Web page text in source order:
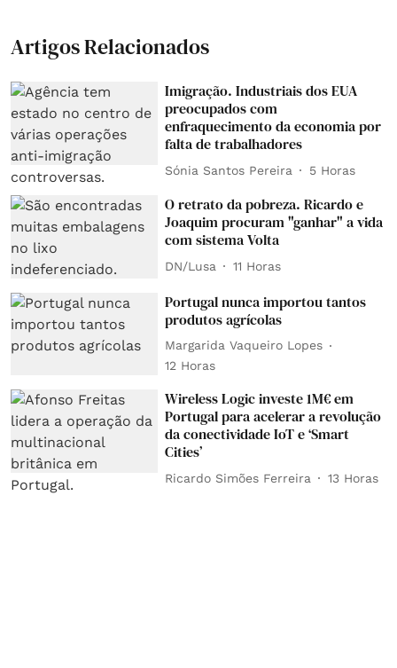
Artigos Relacionados
Imigração. Industriais dos EUA
preocupados com
enfraquecimento da economia por
falta de trabalhadores
Sónia Santos Pereira 5 Horas
O retrato da pobreza. Ricardo e
Joaquim procuram "ganhar" a vida
com sistema Volta
DN/Lusa 11 Horas
Portugal nunca importou tantos
produtos agrícolas
Margarida Vaqueiro Lopes
12 Horas
Wireless Logic investe 1M€ em
Portugal para acelerar a revolução
da conectividade IoT e ‘Smart
Cities’
Ricardo Simões Ferreira 13 Horas